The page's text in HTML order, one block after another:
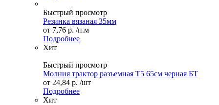
Быстрый просмотр
Резинка вязаная 35мм
от 7,76 р. /п.м
Подробнее
Хит
Быстрый просмотр
Молния трактор разъемная Т5 65см черная БТ
от 24,84 р. /шт
Подробнее
Хит